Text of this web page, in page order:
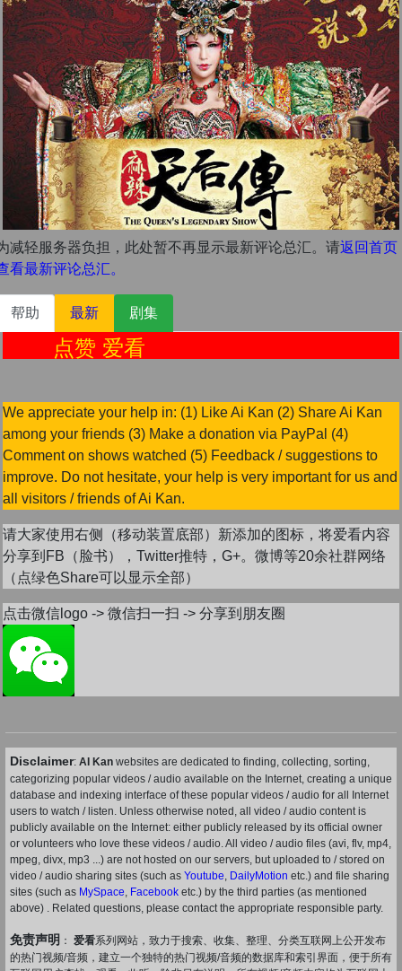
减轻服务器负担，此处暂不再显示最新评论总汇。请返回首页
看最新评论总汇。
帮助 最新 剧集
点赞 爱看
We appreciate your help in: (1) Like Ai Kan (2) Share Ai Kan
among your friends (3) Make a donation via PayPal (4)
Comment on shows watched (5) Feedback / suggestions to
improve. Do not hesitate, your help is very important for us and
all visitors / friends of Ai Kan.
请大家使用右侧（移动装置底部）新添加的图标，将爱看内容
分享到FB（脸书），Twitter推特，G+。微博等20余社群网络
（点绿色Share可以显示全部）
点击微信logo -> 微信扫一扫 -> 分享到朋友圈
Disclaimer: AI Kan websites are dedicated to finding, collecting, sorting,
categorizing popular videos / audio available on the Internet, creating a unique
database and indexing interface of these popular videos / audio for all Internet
users to watch / listen. Unless otherwise noted, all video / audio content is
publicly available on the Internet: either publicly released by its official owner
or volunteers who love these videos / audio. All video / audio files (avi, flv, mp4,
mpeg, divx, mp3 ...) are not hosted on our servers, but uploaded to / stored on
video / audio sharing sites (such as Youtube, DailyMotion etc.) and file sharing
sites (such as MySpace, Facebook etc.) by the third parties (as mentioned
above) . Related questions, please contact the appropriate responsible party.
免责声明 ： 爱看系列网站，致力于搜索、收集、整理、分类互联网上公开发布
的热门视频/音频，建立一个独特的热门视频/音频的数据库和索引界面，便于所有